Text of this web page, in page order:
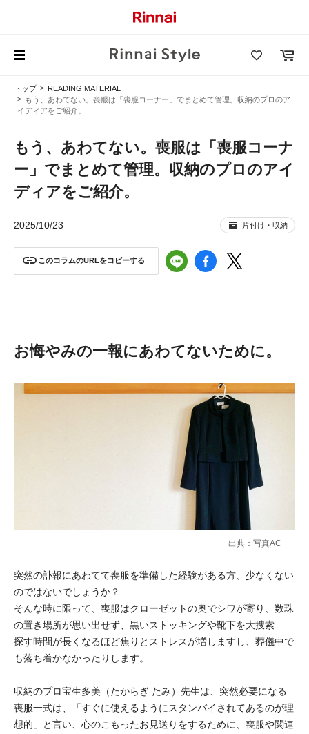
トップ
READING MATERIAL
もう、あわてない。喪服は「喪服コーナー」でまとめて管理。収納のプロのア
イディアをご紹介。
もう、あわてない。喪服は「喪服コーナ
ー」でまとめて管理。収納のプロのアイ
ディアをご紹介。
2025/10/23 片付け・収納
このコラムのURLをコピーする
お悔やみの一報にあわてないために。
出典：写真AC
突然の訃報にあわてて喪服を準備した経験がある方、少なくない
のではないでしょうか？
そんな時に限って、喪服はクローゼットの奥でシワが寄り、数珠
の置き場所が思い出せず、黒いストッキングや靴下を大捜索…
探す時間が長くなるほど焦りとストレスが増しますし、葬儀中で
も落ち着かなかったりします。
収納のプロ宝生多美（たからぎ たみ）先生は、突然必要になる
喪服一式は、「すぐに使えるようにスタンバイされてあるのが理
想的」と言い、心のこもったお見送りをするために、喪服や関連